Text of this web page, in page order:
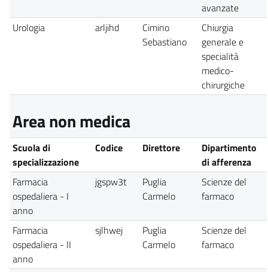
avanzate
Urologia
arljihd
Cimino
Sebastiano
Chiurgia
generale e
specialità
medico-
chirurgiche
Area non medica
Scuola di
specializzazione
Codice Direttore
Dipartimento
di afferenza
Farmacia
ospedaliera - I
anno
jgspw3t
Puglia
Carmelo
Scienze del
farmaco
Farmacia
ospedaliera - II
anno
sjlhwej
Puglia
Carmelo
Scienze del
farmaco